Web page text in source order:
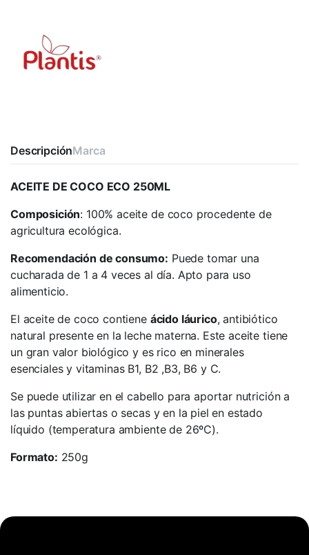
DescripciónMarca
ACEITE DE COCO ECO 250ML
Composición: 100% aceite de coco procedente de
agricultura ecológica.
Recomendación de consumo: Puede tomar una
cucharada de 1 a 4 veces al día. Apto para uso
alimenticio.
El aceite de coco contiene ácido láurico, antibiótico
natural presente en la leche materna. Este aceite tiene
un gran valor biológico y es rico en minerales
esenciales y vitaminas B1, B2 ,B3, B6 y C.
Se puede utilizar en el cabello para aportar nutrición a
las puntas abiertas o secas y en la piel en estado
líquido (temperatura ambiente de 26ºC).
Formato: 250g